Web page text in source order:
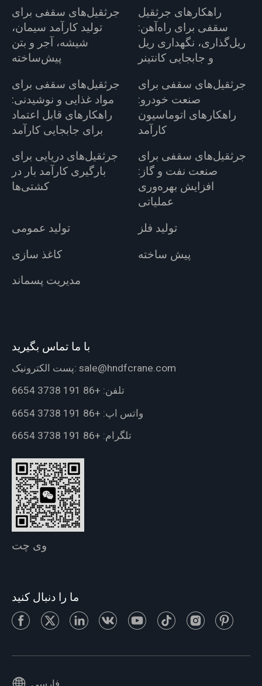
جرثقیل‌های سقفی برای
تولید کارآمد سیمان،
شیشه، آجر و بتن
پیش‌ساخته
راهکارهای جرثقیل
سقفی برای راه‌آهن:
ریل‌گذاری، نگهداری ریل
و جابجایی کانتینر
جرثقیل‌های سقفی برای
مواد غذایی و نوشیدنی:
راهکارهای قابل اعتماد
برای جابجایی کارآمد
جرثقیل‌های سقفی برای
صنعت خودرو:
راهکارهای اتوماسیون
کارآمد
جرثقیل‌های دریایی برای
بارگیری کارآمد بار در
کشتی‌ها
جرثقیل‌های سقفی برای
صنعت نفت و گاز:
افزایش بهره‌وری
عملیاتی
تولید عمومی
تولید فلز
کاغذ سازی
پیش ساخته
مدیریت پسماند
با ما تماس بگیرید
پست الکترونیک: sale@hndfcrane.com
تلفن: +86 191 3738 6654
واتس اپ: +86 191 3738 6654
تلگرام: +86 191 3738 6654
وی چت
ما را دنبال کنید